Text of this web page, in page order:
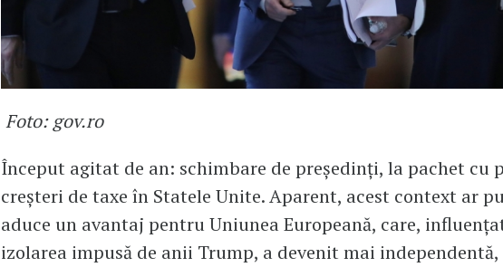
Foto: gov.ro
Început agitat de an: schimbare de președinți, la pachet cu
creșteri de taxe în Statele Unite. Aparent, acest context ar
aduce un avantaj pentru Uniunea Europeană, care,
izolarea impusă de anii Trump, a devenit mai independentă,